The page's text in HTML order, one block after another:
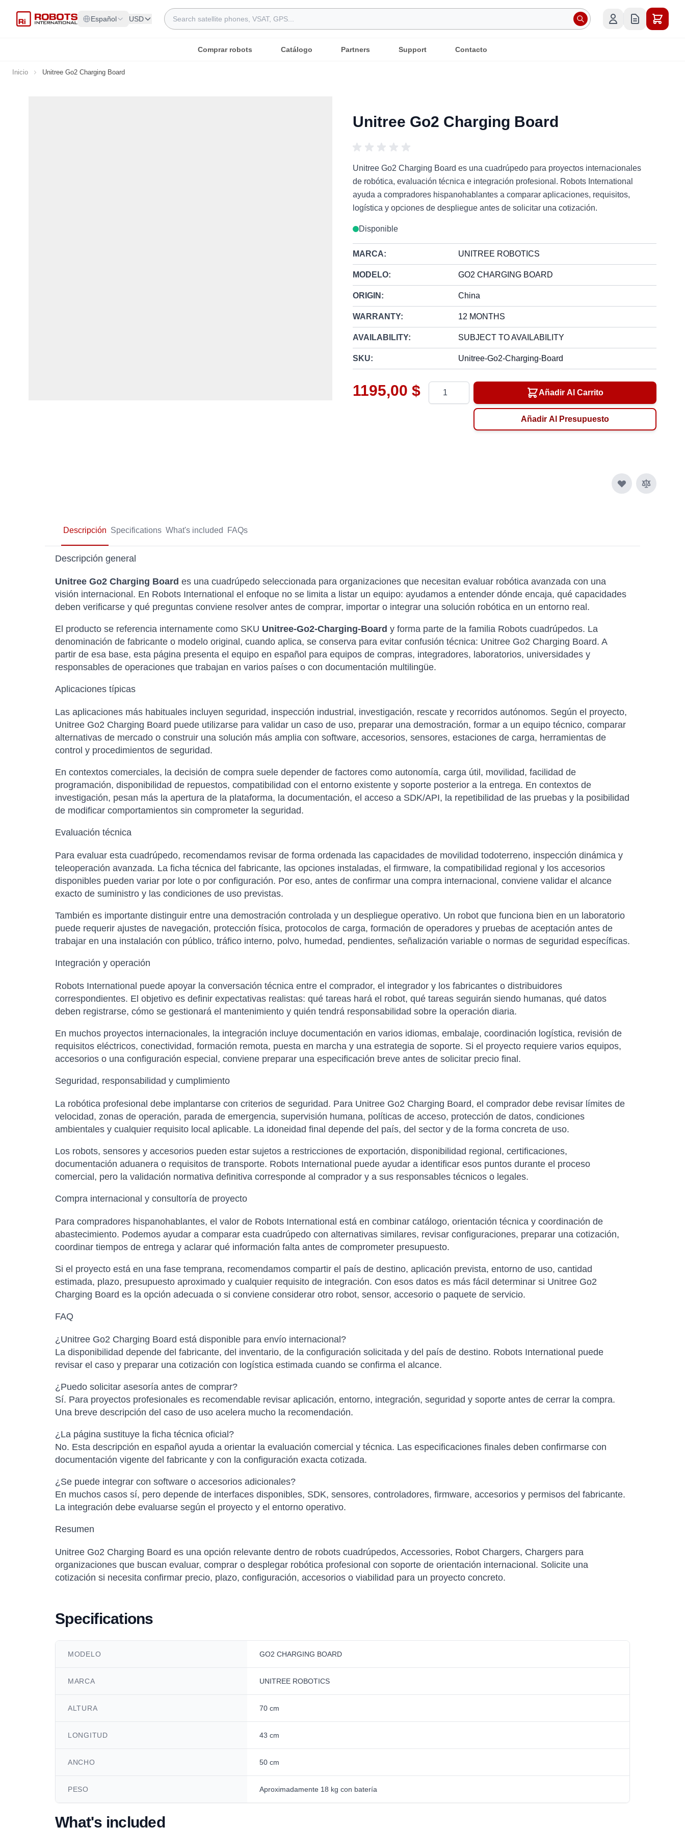
Español USD
Search
Comprar robots Catálogo Partners Support Contacto
Inicio Unitree Go2 Charging Board
Unitree Go2 Charging Board
Unitree Go2 Charging Board es una cuadrúpedo para proyectos internacionales
de robótica, evaluación técnica e integración profesional. Robots International
ayuda a compradores hispanohablantes a comparar aplicaciones, requisitos,
logística y opciones de despliegue antes de solicitar una cotización.
Disponible
MARCA: UNITREE ROBOTICS
MODELO: GO2 CHARGING BOARD
ORIGIN: China
WARRANTY: 12 MONTHS
AVAILABILITY: SUBJECT TO AVAILABILITY
SKU: Unitree-Go2-Charging-Board
1195,00 $ Añadir Al Carrito
Añadir Al Presupuesto
Descripción Specifications What's included FAQs
Descripción general
Unitree Go2 Charging Board es una cuadrúpedo seleccionada para organizaciones que necesitan evaluar robótica avanzada con una
visión internacional. En Robots International el enfoque no se limita a listar un equipo: ayudamos a entender dónde encaja, qué capacidades
deben verificarse y qué preguntas conviene resolver antes de comprar, importar o integrar una solución robótica en un entorno real.
El producto se referencia internamente como SKU Unitree-Go2-Charging-Board y forma parte de la familia Robots cuadrúpedos. La
denominación de fabricante o modelo original, cuando aplica, se conserva para evitar confusión técnica: Unitree Go2 Charging Board. A
partir de esa base, esta página presenta el equipo en español para equipos de compras, integradores, laboratorios, universidades y
responsables de operaciones que trabajan en varios países o con documentación multilingüe.
Aplicaciones típicas
Las aplicaciones más habituales incluyen seguridad, inspección industrial, investigación, rescate y recorridos autónomos. Según el proyecto,
Unitree Go2 Charging Board puede utilizarse para validar un caso de uso, preparar una demostración, formar a un equipo técnico, comparar
alternativas de mercado o construir una solución más amplia con software, accesorios, sensores, estaciones de carga, herramientas de
control y procedimientos de seguridad.
En contextos comerciales, la decisión de compra suele depender de factores como autonomía, carga útil, movilidad, facilidad de
programación, disponibilidad de repuestos, compatibilidad con el entorno existente y soporte posterior a la entrega. En contextos de
investigación, pesan más la apertura de la plataforma, la documentación, el acceso a SDK/API, la repetibilidad de las pruebas y la posibilidad
de modificar comportamientos sin comprometer la seguridad.
Evaluación técnica
Para evaluar esta cuadrúpedo, recomendamos revisar de forma ordenada las capacidades de movilidad todoterreno, inspección dinámica y
teleoperación avanzada. La ficha técnica del fabricante, las opciones instaladas, el firmware, la compatibilidad regional y los accesorios
disponibles pueden variar por lote o por configuración. Por eso, antes de confirmar una compra internacional, conviene validar el alcance
exacto de suministro y las condiciones de uso previstas.
También es importante distinguir entre una demostración controlada y un despliegue operativo. Un robot que funciona bien en un laboratorio
puede requerir ajustes de navegación, protección física, protocolos de carga, formación de operadores y pruebas de aceptación antes de
trabajar en una instalación con público, tráfico interno, polvo, humedad, pendientes, señalización variable o normas de seguridad específicas.
Integración y operación
Robots International puede apoyar la conversación técnica entre el comprador, el integrador y los fabricantes o distribuidores
correspondientes. El objetivo es definir expectativas realistas: qué tareas hará el robot, qué tareas seguirán siendo humanas, qué datos
deben registrarse, cómo se gestionará el mantenimiento y quién tendrá responsabilidad sobre la operación diaria.
En muchos proyectos internacionales, la integración incluye documentación en varios idiomas, embalaje, coordinación logística, revisión de
requisitos eléctricos, conectividad, formación remota, puesta en marcha y una estrategia de soporte. Si el proyecto requiere varios equipos,
accesorios o una configuración especial, conviene preparar una especificación breve antes de solicitar precio final.
Seguridad, responsabilidad y cumplimiento
La robótica profesional debe implantarse con criterios de seguridad. Para Unitree Go2 Charging Board, el comprador debe revisar límites de
velocidad, zonas de operación, parada de emergencia, supervisión humana, políticas de acceso, protección de datos, condiciones
ambientales y cualquier requisito local aplicable. La idoneidad final depende del país, del sector y de la forma concreta de uso.
Los robots, sensores y accesorios pueden estar sujetos a restricciones de exportación, disponibilidad regional, certificaciones,
documentación aduanera o requisitos de transporte. Robots International puede ayudar a identificar esos puntos durante el proceso
comercial, pero la validación normativa definitiva corresponde al comprador y a sus responsables técnicos o legales.
Compra internacional y consultoría de proyecto
Para compradores hispanohablantes, el valor de Robots International está en combinar catálogo, orientación técnica y coordinación de
abastecimiento. Podemos ayudar a comparar esta cuadrúpedo con alternativas similares, revisar configuraciones, preparar una cotización,
coordinar tiempos de entrega y aclarar qué información falta antes de comprometer presupuesto.
Si el proyecto está en una fase temprana, recomendamos compartir el país de destino, aplicación prevista, entorno de uso, cantidad
estimada, plazo, presupuesto aproximado y cualquier requisito de integración. Con esos datos es más fácil determinar si Unitree Go2
Charging Board es la opción adecuada o si conviene considerar otro robot, sensor, accesorio o paquete de servicio.
FAQ
¿Unitree Go2 Charging Board está disponible para envío internacional?
La disponibilidad depende del fabricante, del inventario, de la configuración solicitada y del país de destino. Robots International puede
revisar el caso y preparar una cotización con logística estimada cuando se confirma el alcance.
¿Puedo solicitar asesoría antes de comprar?
Sí. Para proyectos profesionales es recomendable revisar aplicación, entorno, integración, seguridad y soporte antes de cerrar la compra.
Una breve descripción del caso de uso acelera mucho la recomendación.
¿La página sustituye la ficha técnica oficial?
No. Esta descripción en español ayuda a orientar la evaluación comercial y técnica. Las especificaciones finales deben confirmarse con
documentación vigente del fabricante y con la configuración exacta cotizada.
¿Se puede integrar con software o accesorios adicionales?
En muchos casos sí, pero depende de interfaces disponibles, SDK, sensores, controladores, firmware, accesorios y permisos del fabricante.
La integración debe evaluarse según el proyecto y el entorno operativo.
Resumen
Unitree Go2 Charging Board es una opción relevante dentro de robots cuadrúpedos, Accessories, Robot Chargers, Chargers para
organizaciones que buscan evaluar, comprar o desplegar robótica profesional con soporte de orientación internacional. Solicite una
cotización si necesita confirmar precio, plazo, configuración, accesorios o viabilidad para un proyecto concreto.
Specifications
MODELO GO2 CHARGING BOARD
MARCA UNITREE ROBOTICS
ALTURA 70 cm
LONGITUD 43 cm
ANCHO 50 cm
PESO Aproximadamente 18 kg con batería
What's included